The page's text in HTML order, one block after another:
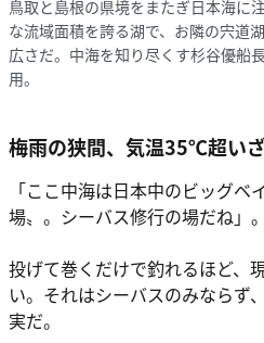
鳥取と島根の県境をまたぎ日本海に
な流域面積を誇る湖で、お隣の宍道
広さだ。中海を知り尽くす杉谷優船
用。
梅雨の狭間、気温35℃超い
「ここ中海は日本中のビッグ
場〟。シーバス修行の場だね」。
投げて巻くだけで釣れるほど、
い。それはシーバスのみならず
実だ。